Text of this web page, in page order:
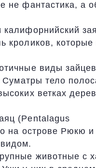
не фантастика, а
калифорнийский
кроликов,
виды
тело
ветках
(Pentalagus
на острове Рюкю и
животные с